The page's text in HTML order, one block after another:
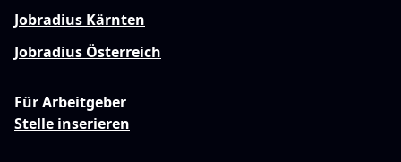
Jobradius Kärnten
Jobradius Österreich
Für Arbeitgeber
Stelle inserieren